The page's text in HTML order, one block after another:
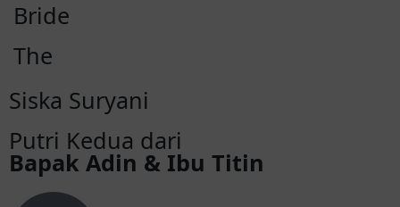
Bride
The
Siska Suryani
Putri Kedua dari
Bapak Adin & Ibu Titin